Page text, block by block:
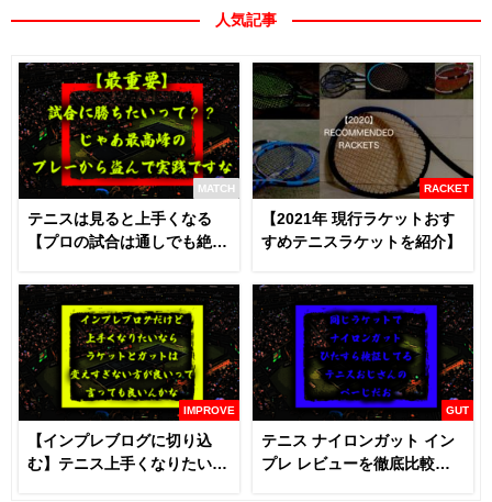
人気記事
MATCH
テニスは見ると上手くなる
【プロの試合は通しでも絶対
RACKET
【2021年 現行ラケットおす
すめテニスラケットを紹介】
IMPROVE
【インプレブログに切り込
む】テニス上手くなりたいな
GUT
テニス ナイロンガット イン
プレ レビューを徹底比較